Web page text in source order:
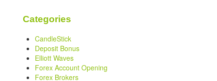
Categories
CandleStick
Deposit Bonus
Elliott Waves
Forex Account Opening
Forex Brokers